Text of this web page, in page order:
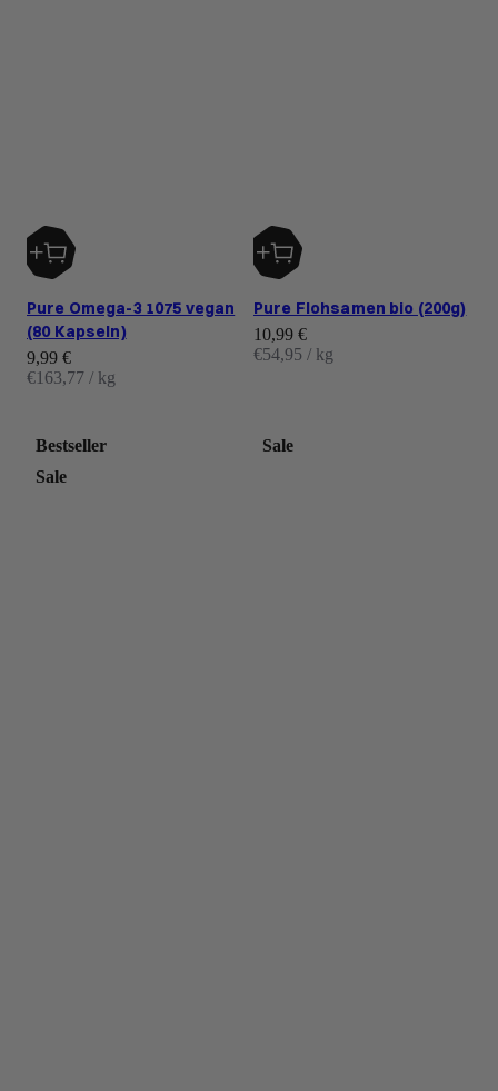
Pure Omega-3 1075 vegan
(80 Kapseln)
Angebot
9,99 €
€163,77 / kg
Pure Flohsamen bio (200g)
Angebot
10,99 €
€54,95 / kg
Bestseller
Sale
Sale